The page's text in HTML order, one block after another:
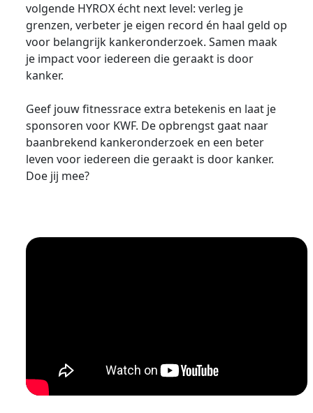
volgende HYROX écht next level: verleg je
grenzen, verbeter je eigen record én haal geld op
voor belangrijk kankeronderzoek. Samen maak
je impact voor iedereen die geraakt is door
kanker.
Geef jouw fitnessrace extra betekenis en laat je
sponsoren voor KWF. De opbrengst gaat naar
baanbrekend kankeronderzoek en een beter
leven voor iedereen die geraakt is door kanker.
Doe jij mee?